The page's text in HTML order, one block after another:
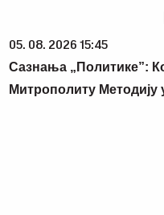
05. 08. 2026 15:45
Сазнања „Политике”:
Митрополиту